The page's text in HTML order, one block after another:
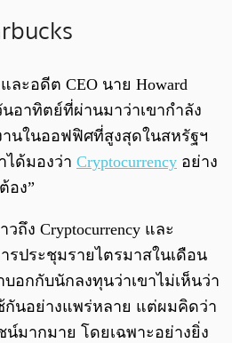
ละอดีต CEO นาย Howard
นอาทิตย์ที่ผ่านมาว่าเขากำลัง
นในออฟฟิศที่สูงสุดในสหรัฐฯ
ได้มองว่า Cryptocurrency อย่าง
อง”
วถึง Cryptocurrency และ
รประชุมรายไตรมาสในเดือน
บอกกับนักลงทุนว่าเขาไม่เห็นว่า
กันอย่างแพร่หลาย แต่ผมคิดว่า
น์มากมาย โดยเฉพาะอย่างยิ่ง